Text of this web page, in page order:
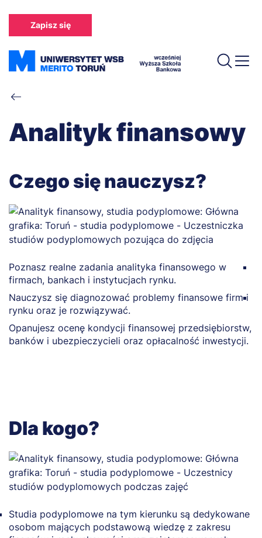
treści
Zapisz się
Ścieżka
nawigacyjna
Analityk finansowy
Czego się nauczysz?
Poznasz realne zadania analityka finansowego w
firmach, bankach i instytucjach rynku.
Nauczysz się diagnozować problemy finansowe firm i
rynku oraz je rozwiązywać.
Opanujesz ocenę kondycji finansowej przedsiębiorstw,
banków i ubezpieczycieli oraz opłacalność inwestycji.
Dla kogo?
Studia podyplomowe na tym kierunku są dedykowane
osobom mających podstawową wiedzę z zakresu